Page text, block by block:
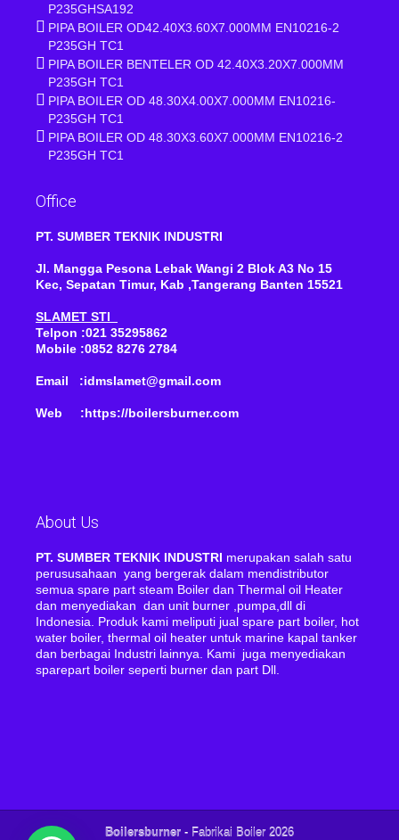
P235GHSA192
PIPA BOILER OD42.40X3.60X7.000MM EN10216-2
P235GH TC1
PIPA BOILER BENTELER OD 42.40X3.20X7.000MM
P235GH TC1
PIPA BOILER OD 48.30X4.00X7.000MM EN10216-
P235GH TC1
PIPA BOILER OD 48.30X3.60X7.000MM EN10216-2
P235GH TC1
Office
PT. SUMBER TEKNIK INDUSTRI
Jl. Mangga Pesona Lebak Wangi 2 Blok A3 No 15
Kec, Sepatan Timur, Kab ,Tangerang Banten 15521
SLAMET STI
Telpon :021 35295862
Mobile :0852 8276 2784
Email :idmslamet@gmail.com
Web :https://boilersburner.com
About Us
PT. SUMBER TEKNIK INDUSTRI merupakan salah satu
perususahaan yang bergerak dalam mendistributor
semua spare part steam Boiler dan Thermal oil Heater
dan menyediakan dan unit burner ,pumpa,dll di
Indonesia. Produk kami meliputi jual spare part boiler, hot
water boiler, thermal oil heater untuk marine kapal tanker
dan berbagai Industri lainnya. Kami juga menyediakan
sparepart boiler seperti burner dan part Dll.
Boilersburner - Fabrikai Boiler 2026